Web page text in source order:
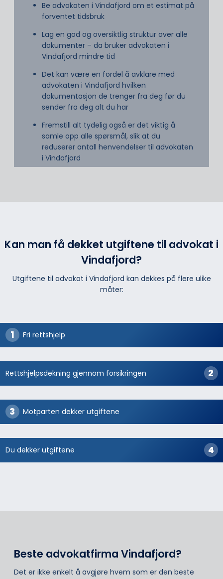
Be advokaten i Vindafjord om et estimat på
forventet tidsbruk
Lag en god og oversiktlig struktur over alle
dokumenter – da bruker advokaten i
Vindafjord mindre tid
Det kan være en fordel å avklare med
advokaten i Vindafjord hvilken
dokumentasjon de trenger fra deg før du
sender fra deg alt du har
Fremstill alt tydelig også er det viktig å
samle opp alle spørsmål, slik at du
reduserer antall henvendelser til advokaten
i Vindafjord
Kan man få dekket utgiftene til advokat i
Vindafjord?
Utgiftene til advokat i Vindafjord kan dekkes på flere ulike
måter:
Fri rettshjelp
Rettshjelpsdekning gjennom forsikringen
Motparten dekker utgiftene
Du dekker utgiftene
Beste advokatfirma Vindafjord?
Det er ikke enkelt å avgjøre hvem som er den beste